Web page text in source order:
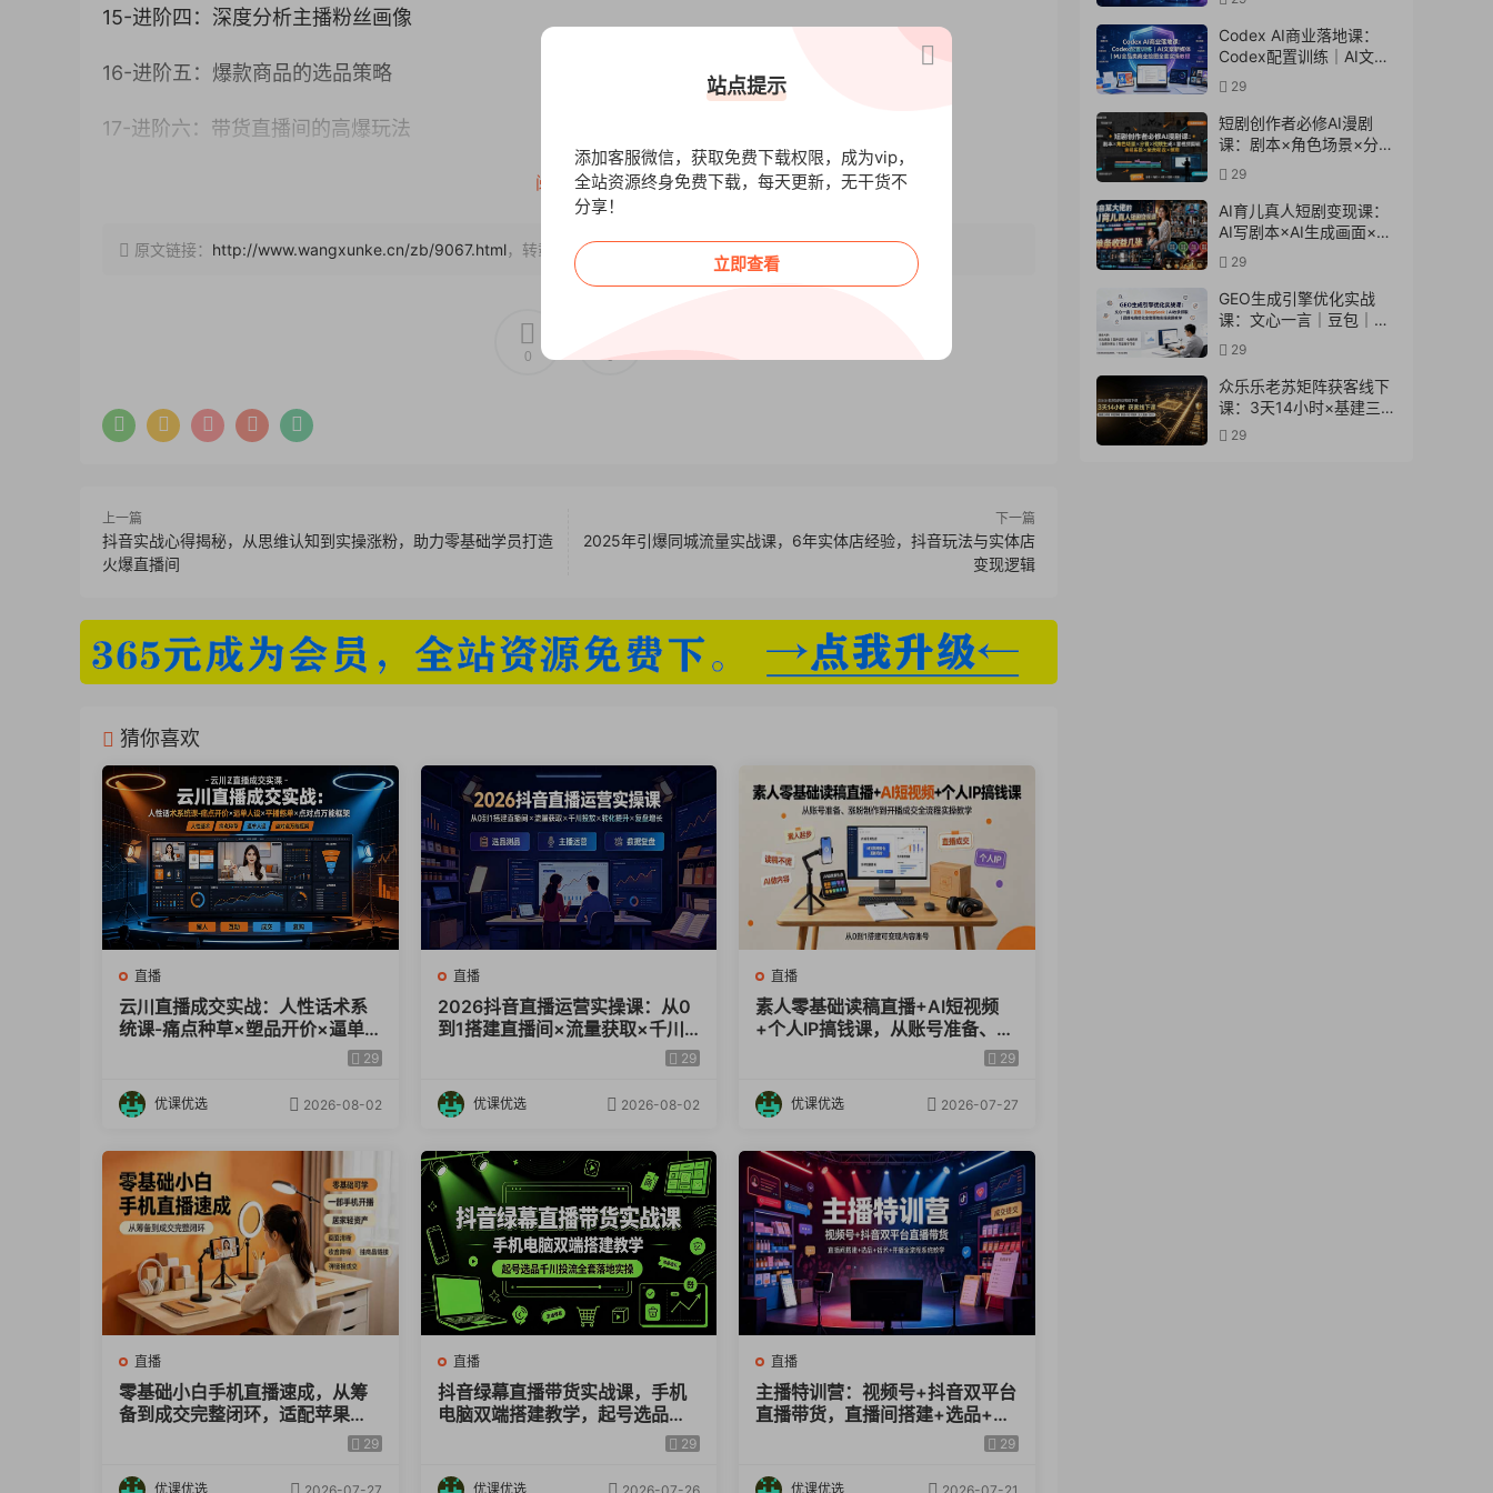
15-进阶四：深度分析主播粉丝画像
16-进阶五：爆款商品的选品策略
17-进阶六：带货直播间的高爆玩法
19-进阶八：头部带货直播case打造手册
阅读全文
原文链接： http://www.wangxunke.cn/zb/9067.html，转载请注明出处~~~
0
上一篇
抖音实战心得揭秘，从思维认知到实操涨粉，助力零基础学员打造
火爆直播间
下一篇
2025年引爆同城流量实战课，6年实体店经验，抖音玩法与实体店
变现逻辑
猜你喜欢
直播
云川直播成交实战：人性话术系
统课-痛点种草×塑品开价×逼单
人设×平播憋单×点对点万能框架
29
优课优选 2026-08-02
直播
2026抖音直播运营实操课：从0
到1搭建直播间×流量获取×千川
投放×转化提升×复盘增长，系统
29
优课优选 2026-08-02
直播
素人零基础读稿直播+AI短视频
+个人IP搞钱课，从账号准备、涨
粉制作到开播成交全流程实操教29
优课优选 2026-07-27
直播
零基础小白手机直播速成，从筹
备到成交完整闭环，适配苹果安
卓系统，解决杂音卡顿留人难问29
优课优选
直播
抖音绿幕直播带货实战课，手机
电脑双端搭建教学，起号选品千
29
优课优选
直播
主播特训营：视频号+抖音双平台
直播带货，直播间搭建+选品+话
29
优课优选
计多场景→解锁高效AI生
产力
Codex AI商业落地课：
Codex配置训练｜AI文案
新媒体｜MJ全品类商业绘
图全套实操教程
29
短剧创作者必修AI漫剧
课：剧本×角色场景×分镜
×视频生成×音视频剪辑×
全流程实战×创意短片拆
解
29
AI育儿真人短剧变现课：
AI写剧本×AI生成画面×零
成本产出×伙伴计划×分成
计划×光合计划×商单收徒
29
GEO生成引擎优化实战
课：文心一言｜豆包｜
DeepSeek｜AI收录抓取
｜品牌电商优化全套落地
实操教学
29
众乐乐老苏矩阵获客线下
课：3天14小时×基建三件
套×风控策略×抖音小红书
29
站点提示
添加客服微信，获取免费下载权限，成为vip，
全站资源终身免费下载，每天更新，无干货不
分享！
立即查看